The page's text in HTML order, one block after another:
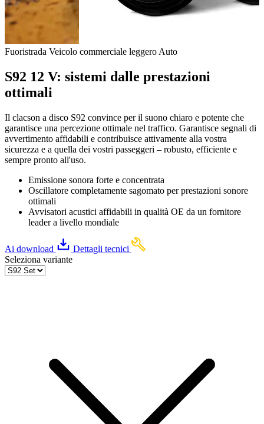
Fuoristrada Veicolo commerciale leggero Auto
S92 12 V: sistemi dalle prestazioni
ottimali
Il clacson a disco S92 convince per il suono chiaro e potente che
garantisce una percezione ottimale nel traffico. Garantisce segnali di
avvertimento affidabili e contribuisce attivamente alla vostra
sicurezza e a quella dei vostri passeggeri – robusto, efficiente e
sempre pronto all'uso.
Emissione sonora forte e concentrata
Oscillatore completamente sagomato per prestazioni sonore
ottimali
Avvisatori acustici affidabili in qualità OE da un fornitore
leader a livello mondiale
Ai download
Dettagli tecnici
Seleziona variante